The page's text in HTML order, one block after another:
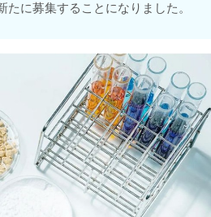
に募集することになりました。